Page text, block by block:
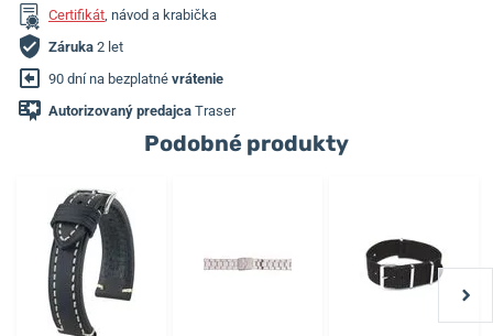
Certifikát, návod a krabička
Záruka 2 let
90 dní na bezplatné vrátenie
Autorizovaný predajca Traser
Podobné produkty